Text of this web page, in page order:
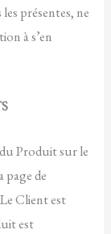
présentes, ne
à s’en
Produit sur le
page de
Client est
est